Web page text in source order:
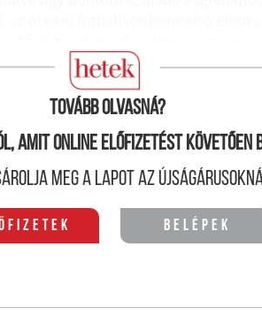
Tovább olvasná?
amit online előfizetést követően
meg a lapot az
Belépek